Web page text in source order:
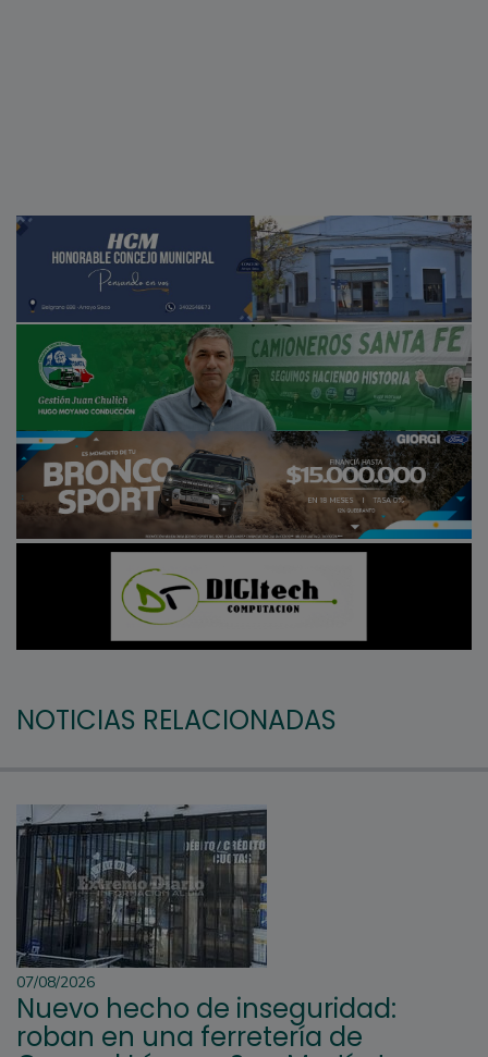
NOTICIAS RELACIONADAS
07/08/2026
Nuevo hecho de inseguridad:
roban en una ferretería de